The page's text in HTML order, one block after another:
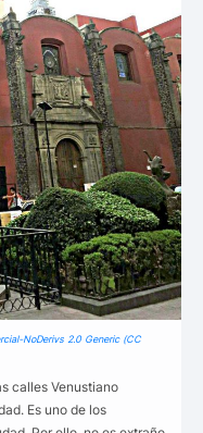
NoDerivs 2.0 Generic (CC
calles Venustiano
Es uno de los